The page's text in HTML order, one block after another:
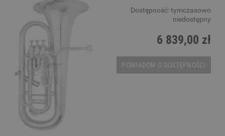
Dostępność: tymczasowo
niedostępny
6 839,00 zł
POWIADOM O DOSTĘPNOŚCI